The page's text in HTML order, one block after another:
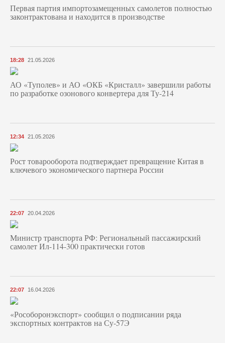
Первая партия импортозамещенных самолетов полностью
законтрактована и находится в производстве
18:28 21.05.2026
АО «Туполев» и АО «ОКБ «Кристалл» завершили работы
по разработке озонового конвертера для Ту-214
12:34 21.05.2026
Рост товарооборота подтверждает превращение Китая в
ключевого экономического партнера России
22:07 20.04.2026
Министр транспорта РФ: Региональный пассажирский
самолет Ил-114-300 практически готов
22:07 16.04.2026
«Рособоронэкспорт» сообщил о подписании ряда
экспортных контрактов на Су-57Э